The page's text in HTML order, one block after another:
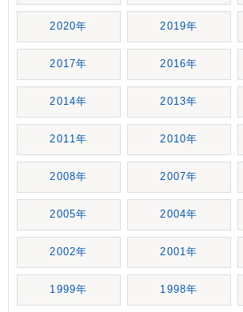
2020年 2019年
2017年 2016年
2014年 2013年
2011年 2010年
2008年 2007年
2005年 2004年
2002年 2001年
1999年 1998年